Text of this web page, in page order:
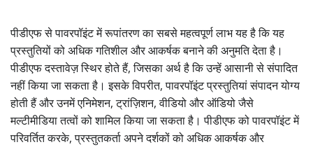
पीडीएफ से पावरपॉइंट में रूपांतरण का सबसे महत्वपूर्ण लाभ यह है कि यह
प्रस्तुतियों को अधिक गतिशील और आकर्षक बनाने की अनुमति देता है।
पीडीएफ दस्तावेज़ स्थिर होते हैं, जिसका अर्थ है कि उन्हें आसानी से संपादित
नहीं किया जा सकता है। इसके विपरीत, पावरपॉइंट प्रस्तुतियां संपादन योग्य
होती हैं और उनमें एनिमेशन, ट्रांज़िशन, वीडियो और ऑडियो जैसे
मल्टीमीडिया तत्वों को शामिल किया जा सकता है। पीडीएफ को पावरपॉइंट में
परिवर्तित करके, प्रस्तुतकर्ता अपने दर्शकों को अधिक आकर्षक और